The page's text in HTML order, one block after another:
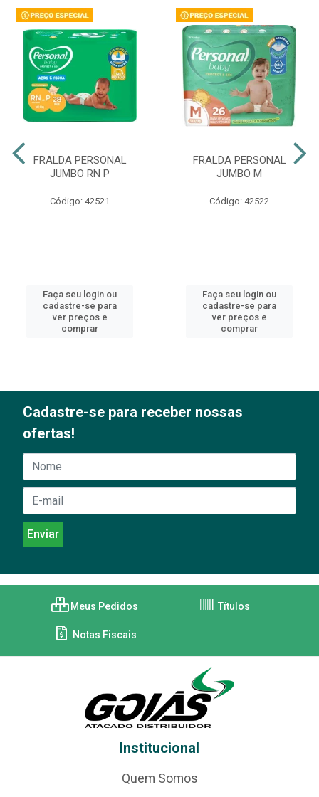
FRALDA PERSONAL
JUMBO RN P
Código: 42521
Faça seu login ou
cadastre-se para
ver preços e
comprar
FRALDA PERSONAL
JUMBO M
Código: 42522
Faça seu login ou
cadastre-se para
ver preços e
comprar
Cadastre-se para receber nossas
ofertas!
Meus Pedidos Títulos
Notas Fiscais
Institucional
Quem Somos